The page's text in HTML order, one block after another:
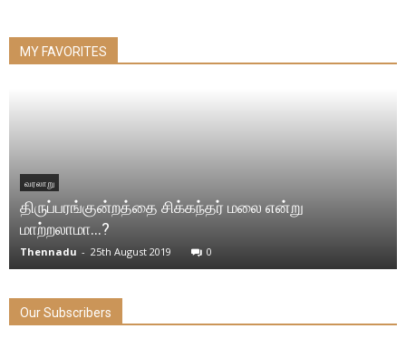
MY FAVORITES
வரலாறு
திருப்பரங்குன்றத்தை சிக்கந்தர் மலை என்று
மாற்றலாமா…?
Thennadu - 25th August 2019 0
Our Subscribers